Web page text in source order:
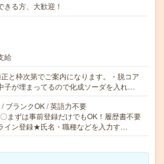
きる方、大歓迎！
給
と枠次第でご案内になります。・脱コア
子が埋まってるので化成ソーダを入れ…
ブランクOK / 英語力不要
まずは事前登録だけでもOK！履歴書不要
イン登録★氏名・職種などを入力す…